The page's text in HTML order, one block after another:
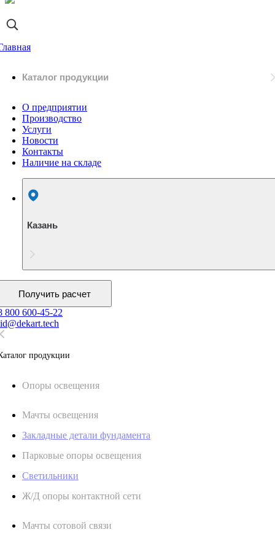
Каталог продукции
О предприятии
Производство
Услуги
Новости
Контакты
Наличие на складе
Казань
Получить расчет
800 600-45-22
продукции
Oпоры oсвeщения
Мачты освещения
Закладные детали фундамента
Парковые опоры освещения
Светильники
Ж/Д опоры контактной сети
Мачты сотовой связи